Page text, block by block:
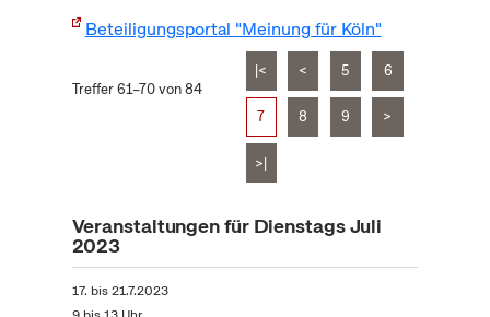
Beteiligungsportal "Meinung für Köln"
Treffer 61–70 von 84
|< < 5 6
7 8 9 >
>|
Veranstaltungen für Dienstags Juli
2023
17. bis21.7.2023